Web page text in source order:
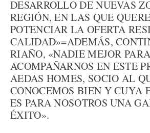
DESARROLLO DE NUEVAS
REGIÓN, EN LAS QUE
POTENCIAR LA OFERTA
CALIDAD»=ADEMÁS,
RIAÑO, «NADIE MEJOR PARA
ACOMPAÑARNOS EN ESTE
AEDAS HOMES, SOCIO AL
CONOCEMOS BIEN Y CUYA
ES PARA NOSOTROS UNA
ÉXITO».